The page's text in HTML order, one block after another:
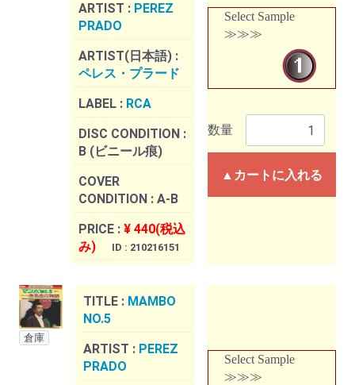
ARTIST : PEREZ
PRADO
ARTIST(日本語) :
ペレス・プラード
LABEL : RCA
DISC CONDITION :
B (ビニール痕)
COVER
CONDITION : A-B
PRICE : ¥ 440(税込
み)
ID : 210216151
Select Sample
≫≫≫
数量
▲カートに入れる
倉庫
TITLE : MAMBO
NO.5
ARTIST : PEREZ
PRADO
Select Sample
≫≫≫